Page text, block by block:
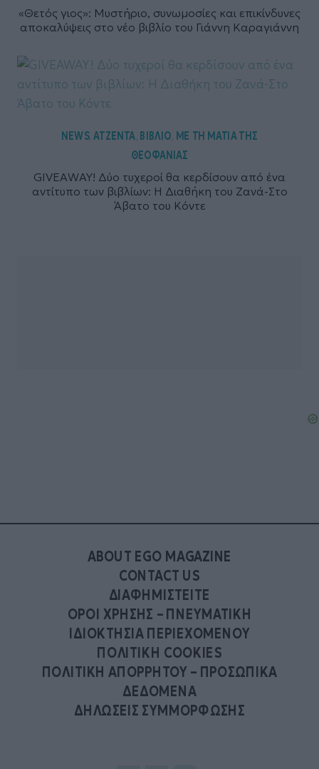
«Θετός γιος»: Μυστήριο, συνωμοσίες και επικίνδυνες
αποκαλύψεις στο νέο βιβλίο του Γιάννη Καραγιάννη
NEWS,ΑΤΖΕΝΤΑ,ΒΙΒΛΙΟ, ΜΕ ΤΗ ΜΑΤΙΑ ΤΗΣ
ΘΕΟΦΑΝΙΑΣ
GIVEAWAY! Δύο τυχεροί θα κερδίσουν από ένα
αντίτυπο των βιβλίων: Η Διαθήκη του Ζανά-Στο
Άβατο του Κόντε
ABOUT EGO MAGAZINE
CONTACT US
ΔΙΑΦΗΜΙΣΤΕΙΤΕ
ΟΡΟΙ ΧΡΗΣΗΣ – ΠΝΕΥΜΑΤΙΚΗ
ΙΔΙΟΚΤΗΣΙΑ ΠΕΡΙΕΧΟΜΕΝΟΥ
ΠΟΛΙΤΙΚΗ COOKIES
ΠΟΛΙΤΙΚΗ ΑΠΟΡΡΗΤΟΥ – ΠΡΟΣΩΠΙΚΑ
ΔΕΔΟΜΕΝΑ
ΔΗΛΩΣΕΙΣ ΣΥΜΜΟΡΦΩΣΗΣ